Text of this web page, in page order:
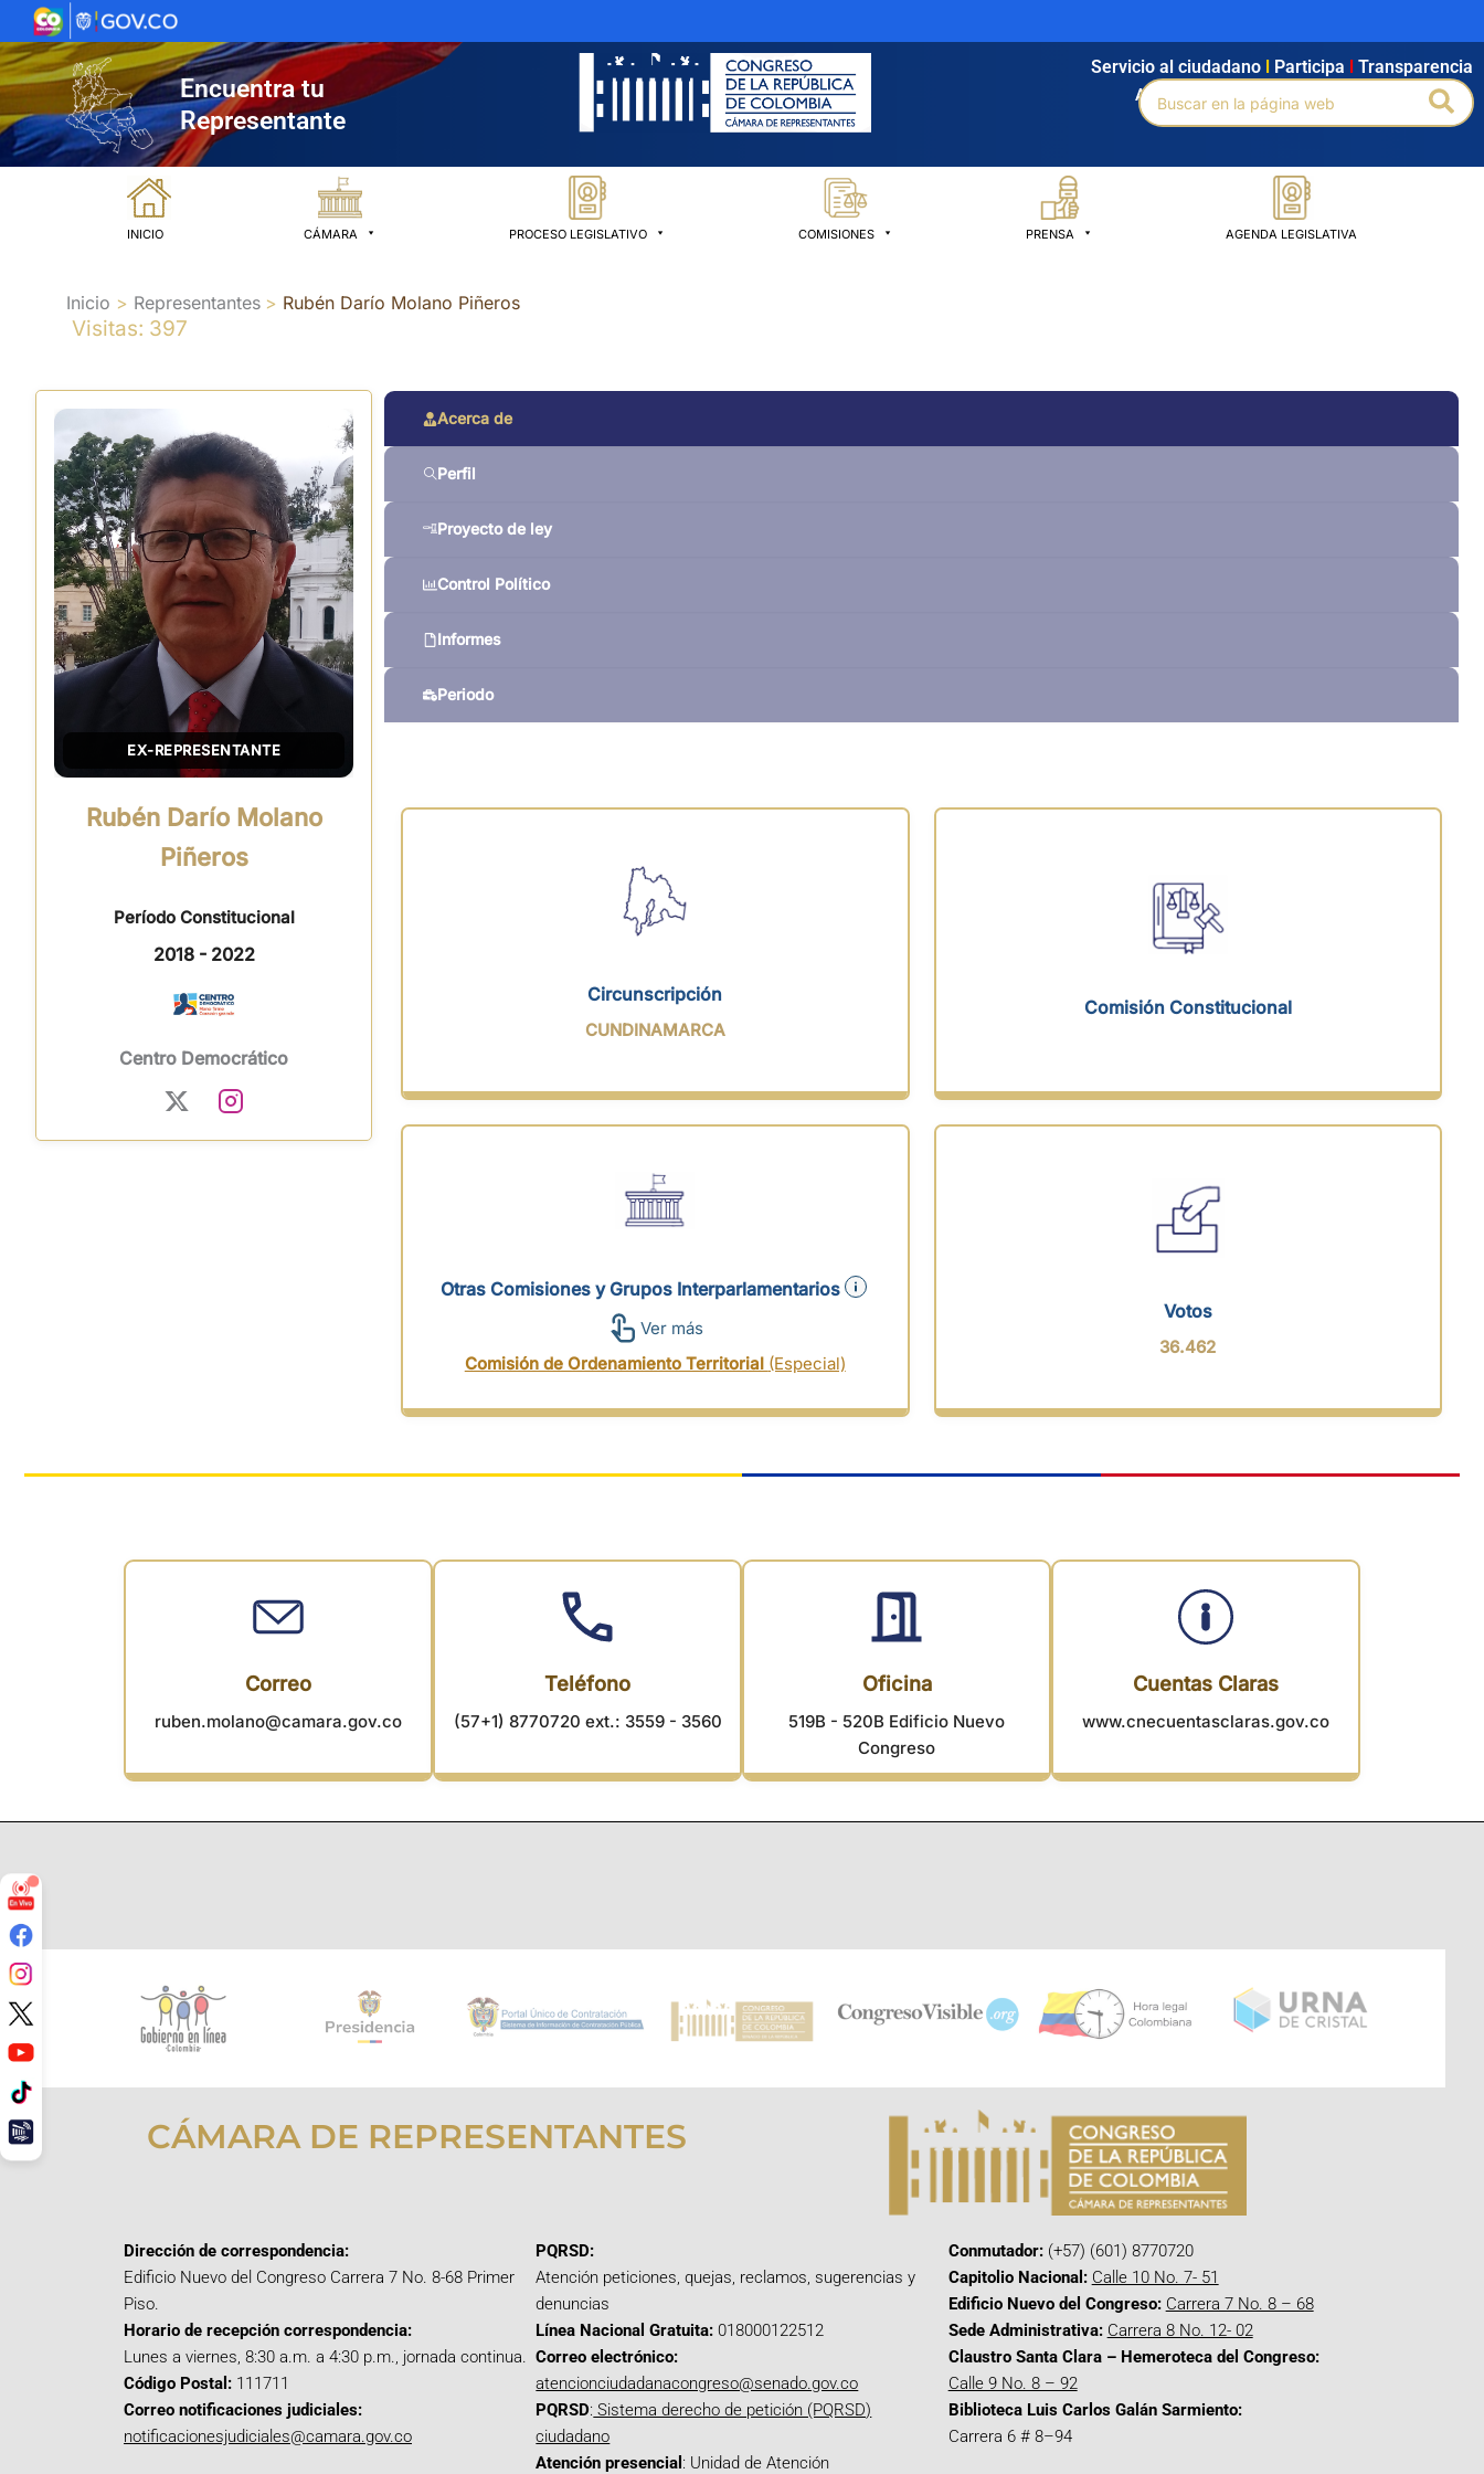
al
contenido
Encuentra tu
Representante
Agendamiento Intranet Búsqueda avanzada
Servicio al ciudadano Participa Transparencia
Buscar
por:
INICIO CÁMARA PROCESO LEGISLATIVO COMISIONES PRENSA AGENDA LEGISLATIVA
Inicio Representantes Rubén Darío Molano Piñeros
Visitas: 397
EX-REPRESENTANTE
Rubén Darío Molano
Piñeros
Período Constitucional
2018 - 2022
Centro Democrático
Acerca de
Perfil
Proyecto de ley
Control Político
Informes
Periodo
Circunscripción
CUNDINAMARCA
Comisión Constitucional
Otras Comisiones y Grupos Interparlamentarios
Ver más
Comisión de Ordenamiento Territorial (Especial)
Votos
36.462
Correo
ruben.molano@camara.gov.co
Teléfono
(57+1) 8770720 ext.: 3559 - 3560
Oficina
519B - 520B Edificio Nuevo
Congreso
Cuentas Claras
www.cnecuentasclaras.gov.co
CÁMARA DE REPRESENTANTES
Dirección de correspondencia:
Edificio Nuevo del Congreso Carrera 7 No. 8-68 Primer
Piso.
Horario de recepción correspondencia:
Lunes a viernes, 8:30 a.m. a 4:30 p.m., jornada continua.
Código Postal: 111711
Correo notificaciones judiciales:
notificacionesjudiciales@camara.gov.co
PQRSD:
Atención peticiones, quejas, reclamos, sugerencias y
denuncias
Línea Nacional Gratuita: 018000122512
Correo electrónico:
atencionciudadanacongreso@senado.gov.co
PQRSD: Sistema derecho de petición (PQRSD)
ciudadano
Atención presencial : Unidad de Atención
Conmutador:(+57) (601) 8770720
Capitolio Nacional: Calle 10 No. 7- 51
Edificio Nuevo del Congreso: Carrera 7 No. 8 – 68
Sede Administrativa: Carrera 8 No. 12- 02
Claustro Santa Clara – Hemeroteca del Congreso:
Calle 9 No. 8 – 92
Biblioteca Luis Carlos Galán Sarmiento:
Carrera 6 # 8–94